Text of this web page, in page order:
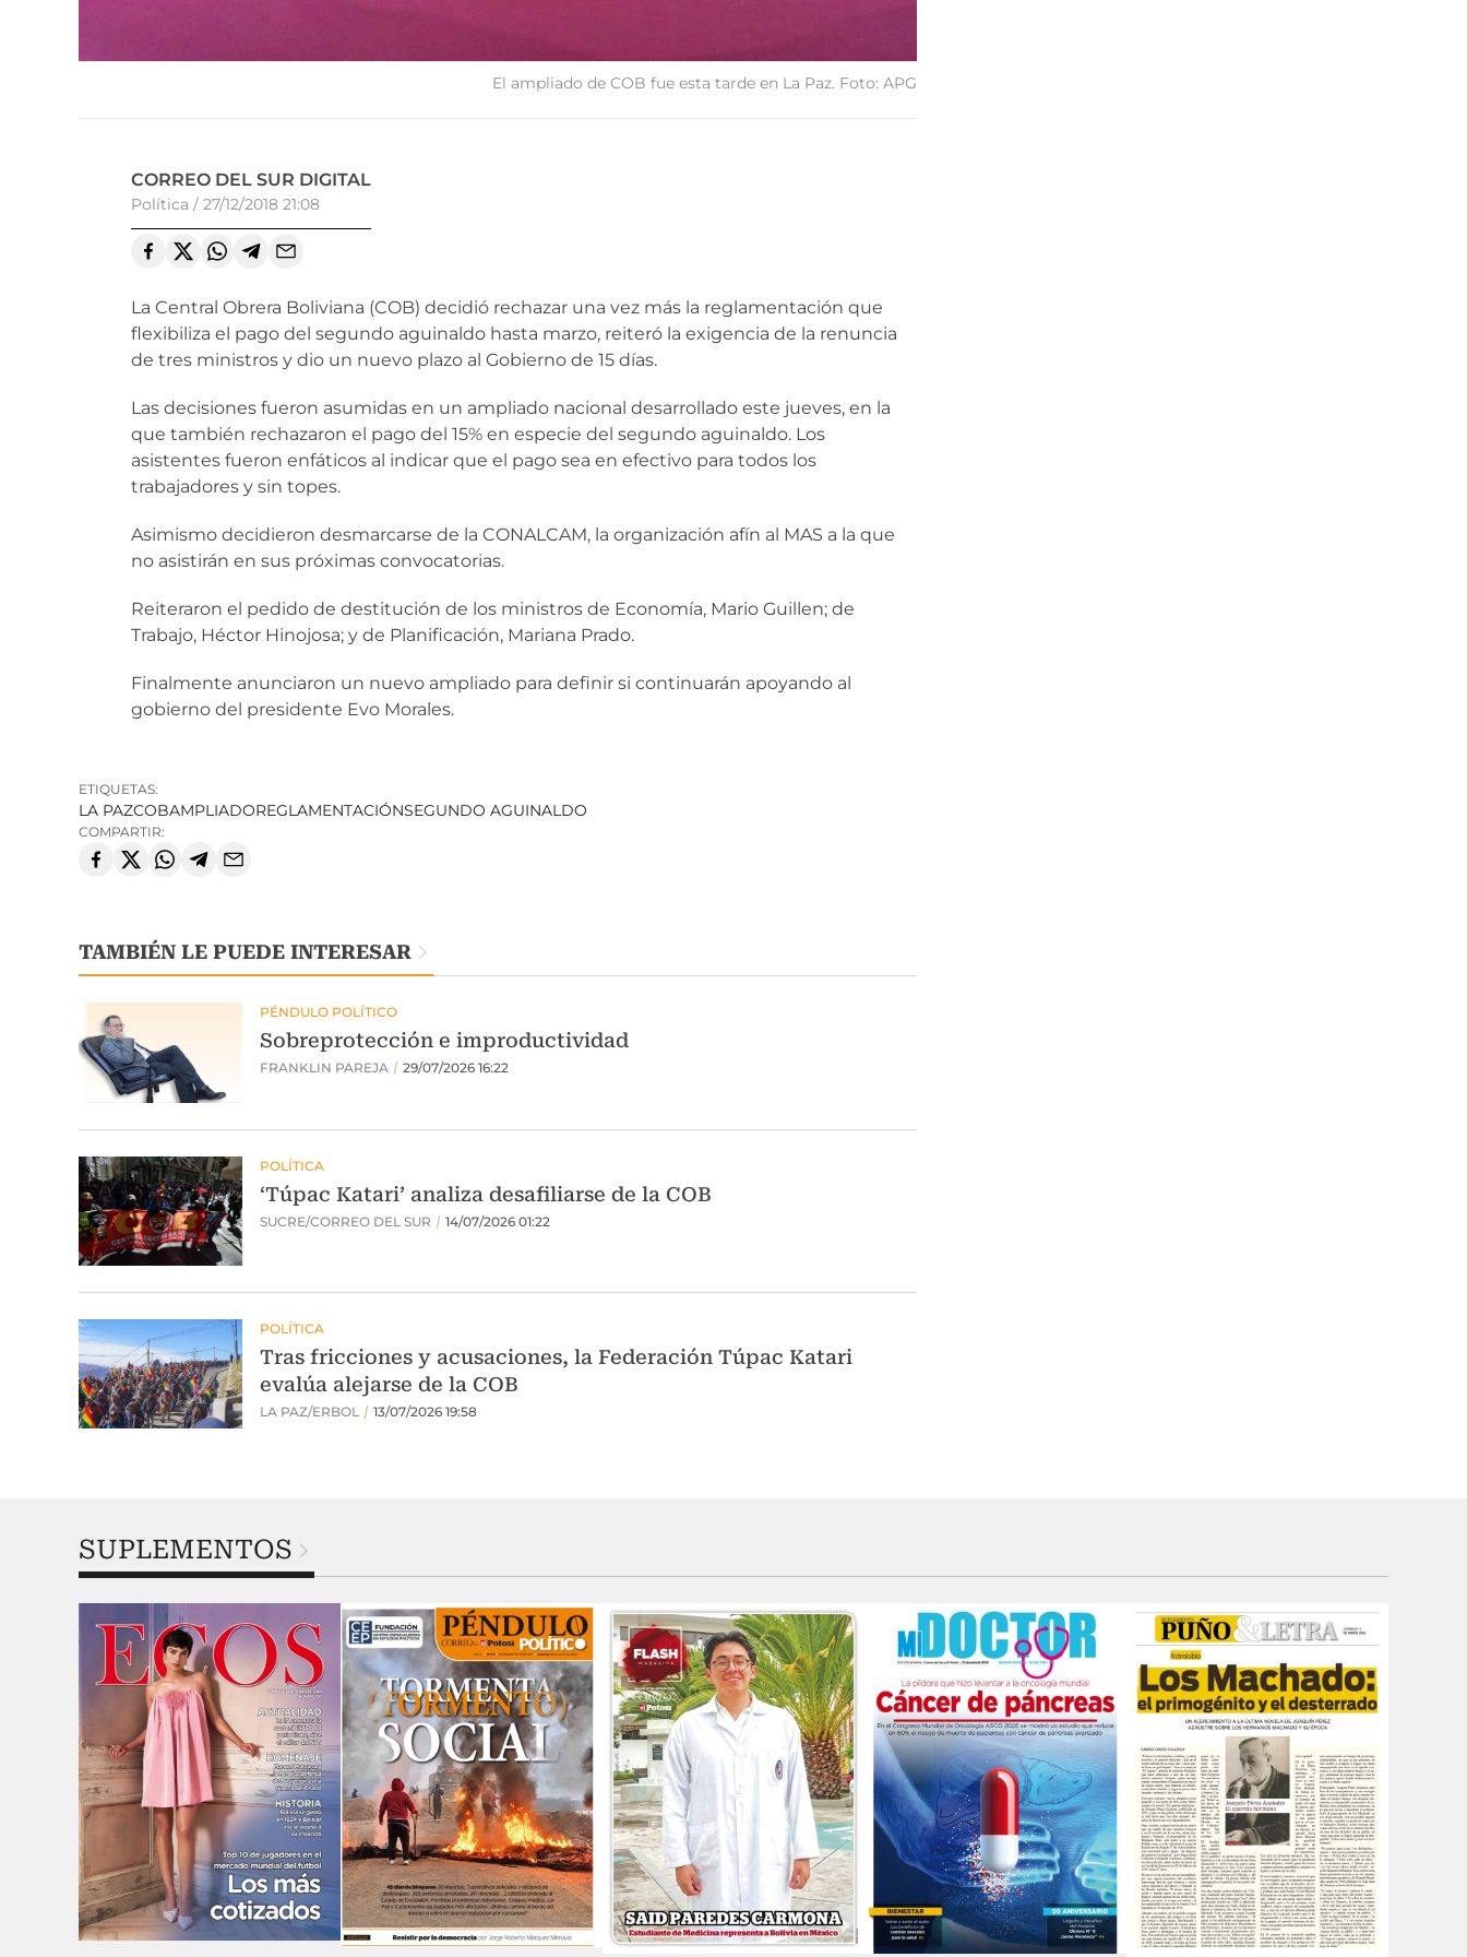
El ampliado de COB fue esta tarde en La Paz. Foto: APG
CORREO DEL SUR DIGITAL
Política / 27/12/2018 21:08
La Central Obrera Boliviana (COB) decidió rechazar una vez más la reglamentación que
flexibiliza el pago del segundo aguinaldo hasta marzo, reiteró la exigencia de la renuncia
de tres ministros y dio un nuevo plazo al Gobierno de 15 días.
Las decisiones fueron asumidas en un ampliado nacional desarrollado este jueves, en la
que también rechazaron el pago del 15% en especie del segundo aguinaldo. Los
asistentes fueron enfáticos al indicar que el pago sea en efectivo para todos los
trabajadores y sin topes.
Asimismo decidieron desmarcarse de la CONALCAM, la organización afín al MAS a la que
no asistirán en sus próximas convocatorias.
Reiteraron el pedido de destitución de los ministros de Economía, Mario Guillen; de
Trabajo, Héctor Hinojosa; y de Planificación, Mariana Prado.
Finalmente anunciaron un nuevo ampliado para definir si continuarán apoyando al
gobierno del presidente Evo Morales.
ETIQUETAS:
LA PAZCOBAMPLIADOREGLAMENTACIÓNSEGUNDO AGUINALDO
COMPARTIR:
TAMBIÉN LE PUEDE INTERESAR
SUPLEMENTOS